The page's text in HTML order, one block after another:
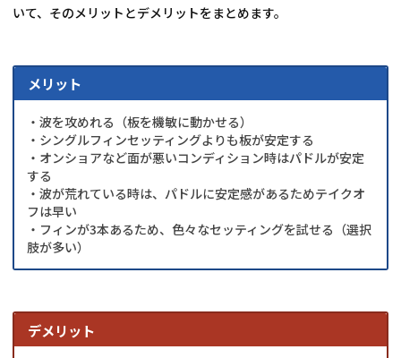
いて、そのメリットとデメリットをまとめます。
メリット
・波を攻めれる（板を機敏に動かせる）
・シングルフィンセッティングよりも板が安定する
・オンショアなど面が悪いコンディション時はパドルが安定
する
・波が荒れている時は、パドルに安定感があるためテイクオ
フは早い
・フィンが3本あるため、色々なセッティングを試せる（選択
肢が多い）
デメリット